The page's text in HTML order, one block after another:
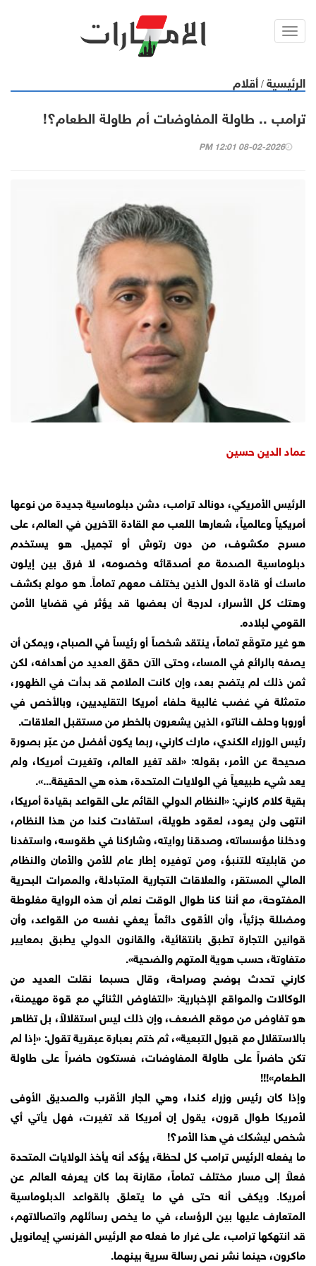
Toggl
الرئيسية / أقلام
ترامب .. طاولة المفاوضات أم طاولة الطعام؟!
08-02-2026 12:01 PM
عماد الدين حسين
الرئيس الأمريكي، دونالد ترامب، دشن دبلوماسية جديدة من نوعها
أمريكياً وعالمياً، شعارها اللعب مع القادة الآخرين في العالم، على
مسرح مكشوف، من دون رتوش أو تجميل. هو يستخدم
دبلوماسية الصدمة مع أصدقائه وخصومه، لا فرق بين إيلون
ماسك أو قادة الدول الذين يختلف معهم تماماً. هو مولع بكشف
وهتك كل الأسرار، لدرجة أن بعضها قد يؤثر في قضايا الأمن
القومي لبلاده.
هو غير متوقَع تماماً، ينتقد شخصاً أو رئيساً في الصباح، ويمكن أن
يصفه بالرائع في المساء، وحتى الآن حقق العديد من أهدافه، لكن
ثمن ذلك لم يتضح بعد، وإن كانت الملامح قد بدأت في الظهور،
متمثلة في غضب غالبية حلفاء أمريكا التقليديين، وبالأخص في
أوروبا وحلف الناتو، الذين يشعرون بالخطر من مستقبل العلاقات.
رئيس الوزراء الكندي، مارك كارني، ربما يكون أفضل من عبّر بصورة
صحيحة عن الأمر، بقوله: «لقد تغير العالم، وتغيرت أمريكا، ولم
يعد شيء طبيعياً في الولايات المتحدة، هذه هي الحقيقة...».
بقية كلام كارني: «النظام الدولي القائم على القواعد بقيادة أمريكا،
انتهى ولن يعود، لعقود طويلة، استفادت كندا من هذا النظام،
ودخلنا مؤسساته، وصدقنا روايته، وشاركنا في طقوسه، واستفدنا
من قابليته للتنبؤ، ومن توفيره إطار عام للأمن والأمان والنظام
المالي المستقر، والعلاقات التجارية المتبادلة، والممرات البحرية
المفتوحة، مع أننا كنا طوال الوقت نعلم أن هذه الرواية مغلوطة
ومضللة جزئياً، وأن الأقوى دائماً يعفي نفسه من القواعد، وأن
قوانين التجارة تطبق بانتقائية، والقانون الدولي يطبق بمعايير
متفاوتة، حسب هوية المتهم والضحية».
كارني تحدث بوضح وصراحة، وقال حسبما نقلت العديد من
الوكالات والمواقع الإخبارية: «التفاوض الثنائي مع قوة مهيمنة،
هو تفاوض من موقع الضعف، وإن ذلك ليس استقلالاً، بل تظاهر
بالاستقلال مع قبول التبعية»، ثم ختم بعبارة عبقرية تقول: «إذا لم
تكن حاضراً على طاولة المفاوضات، فستكون حاضراً على طاولة
الطعام»!!!
وإذا كان رئيس وزراء كندا، وهي الجار الأقرب والصديق الأوفى
لأمريكا طوال قرون، يقول إن أمريكا قد تغيرت، فهل يأتي أي
شخص ليشكك في هذا الأمر؟!
ما يفعله الرئيس ترامب كل لحظة، يؤكد أنه يأخذ الولايات المتحدة
فعلاً إلى مسار مختلف تماماً، مقارنة بما كان يعرفه العالم عن
أمريكا. ويكفى أنه حتى في ما يتعلق بالقواعد الدبلوماسية
المتعارف عليها بين الرؤساء، في ما يخص رسائلهم واتصالاتهم،
قد انتهكها ترامب، على غرار ما فعله مع الرئيس الفرنسي إيمانويل
ماكرون، حينما نشر نص رسالة سرية بينهما.